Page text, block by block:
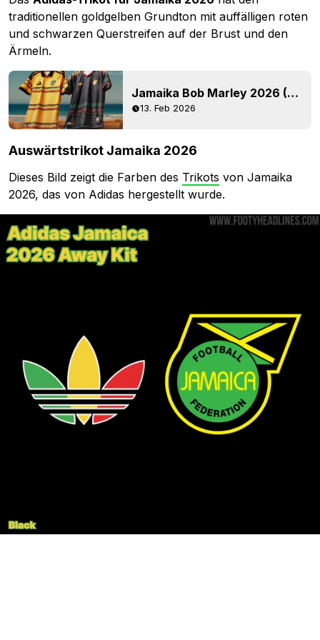
traditionellen goldgelben Grundton mit auffälligen roten
und schwarzen Querstreifen auf der Brust und den
Ärmeln.
Jamaika Bob Marley 2026 (Weltmeisterschaft) Trikot und Auswärtstrikot veröffentlicht
13. Feb 2026
Auswärtstrikot Jamaika 2026
Dieses Bild zeigt die Farben des Trikots von Jamaika
2026, das von Adidas hergestellt wurde.